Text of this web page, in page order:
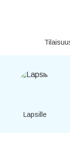
Lapsille